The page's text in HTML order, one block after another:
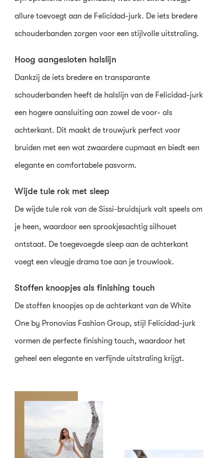
allure toevoegt aan de Felicidad-jurk. De iets bredere
schouderbanden zorgen voor een stijlvolle uitstraling.
Hoog aangesloten halslijn
Dankzij de iets bredere en transparante
schouderbanden heeft de halslijn van de Felicidad-jurk
een hogere aansluiting aan zowel de voor- als
achterkant. Dit maakt de trouwjurk perfect voor
bruiden met een wat zwaardere cupmaat en biedt een
elegante en comfortabele pasvorm.
Wijde tule rok met sleep
De wijde tule rok van de Sissi-bruidsjurk valt speels om
je heen, waardoor een sprookjesachtig silhouet
ontstaat. De toegevoegde sleep aan de achterkant
voegt een vleugje drama toe aan je trouwlook.
Stoffen knoopjes als finishing touch
De stoffen knoopjes op de achterkant van de White
One by Pronovias Fashion Group, stijl Felicidad-jurk
vormen de perfecte finishing touch, waardoor het
geheel een elegante en verfijnde uitstraling krijgt.